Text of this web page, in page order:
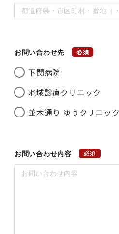
お問い合わせ先 必須
下関病院
地域診療クリニック
並木通り ゆうクリニック
お問い合わせ内容 必須